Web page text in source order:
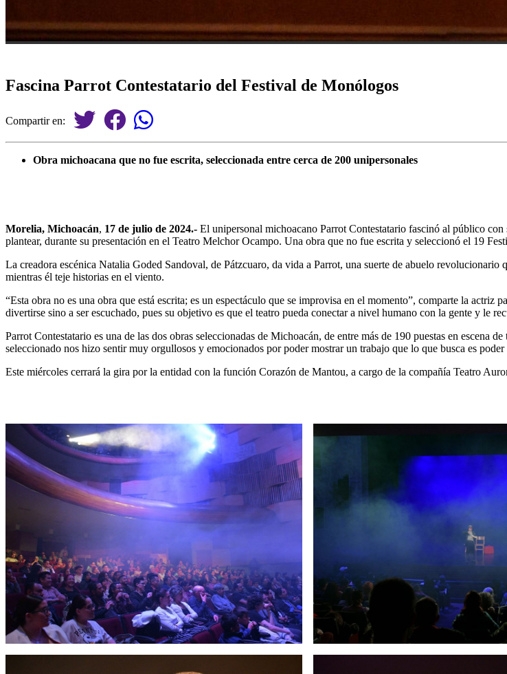
Fascina Parrot Contestatario del Festival de Monólogos
Compartir en:
Obra michoacana que no fue escrita, seleccionada entre cerca de 200 unipersonales
Morelia, Michoacán, 17 de julio de 2024.- El unipersonal michoacano Parrot Contestatario fascinó al público con
plantear, durante su presentación en el Teatro Melchor Ocampo. Una obra que no fue escrita y seleccionó el 19
La creadora escénica Natalia Goded Sandoval, de Pátzcuaro, da vida a Parrot, una suerte de abuelo
mientras él teje historias en el viento.
“Esta obra no es una obra que está escrita; es un espectáculo que se improvisa en el momento”, comparte la
divertirse sino a ser escuchado, pues su objetivo es que el teatro pueda conectar a nivel humano con la gente y le
Parrot Contestatario es una de las dos obras seleccionadas de Michoacán, de entre más de 190 puestas en escena
seleccionado nos hizo sentir muy orgullosos y emocionados por poder mostrar un trabajo que lo que busca es
Este miércoles cerrará la gira por la entidad con la función Corazón de Mantou, a cargo de la compañía Teatro